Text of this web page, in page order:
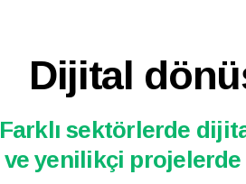
Dijital
Farklı sektörlerde
ve yenilikçi